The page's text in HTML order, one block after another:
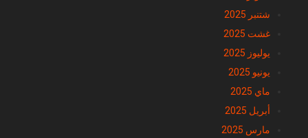
أكتوبر 2025
شتنبر 2025
غشت 2025
يوليوز 2025
يونيو 2025
ماي 2025
أبريل 2025